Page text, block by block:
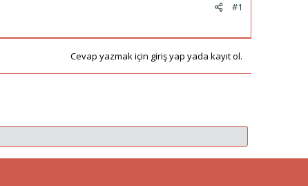
#1
Cevap yazmak için giriş yap yada kayıt ol.